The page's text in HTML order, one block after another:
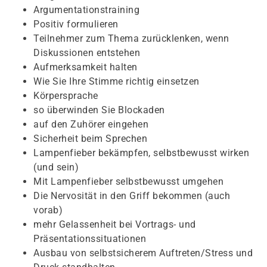
Argumentationstraining
Positiv formulieren
Teilnehmer zum Thema zurücklenken, wenn
Diskussionen entstehen
Aufmerksamkeit halten
Wie Sie Ihre Stimme richtig einsetzen
Körpersprache
so überwinden Sie Blockaden
auf den Zuhörer eingehen
Sicherheit beim Sprechen
Lampenfieber bekämpfen, selbstbewusst wirken
(und sein)
Mit Lampenfieber selbstbewusst umgehen
Die Nervosität in den Griff bekommen (auch
vorab)
mehr Gelassenheit bei Vortrags- und
Präsentationssituationen
Ausbau von selbstsicherem Auftreten/Stress und